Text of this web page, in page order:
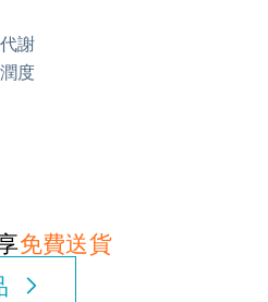
謝
度
免費送貨